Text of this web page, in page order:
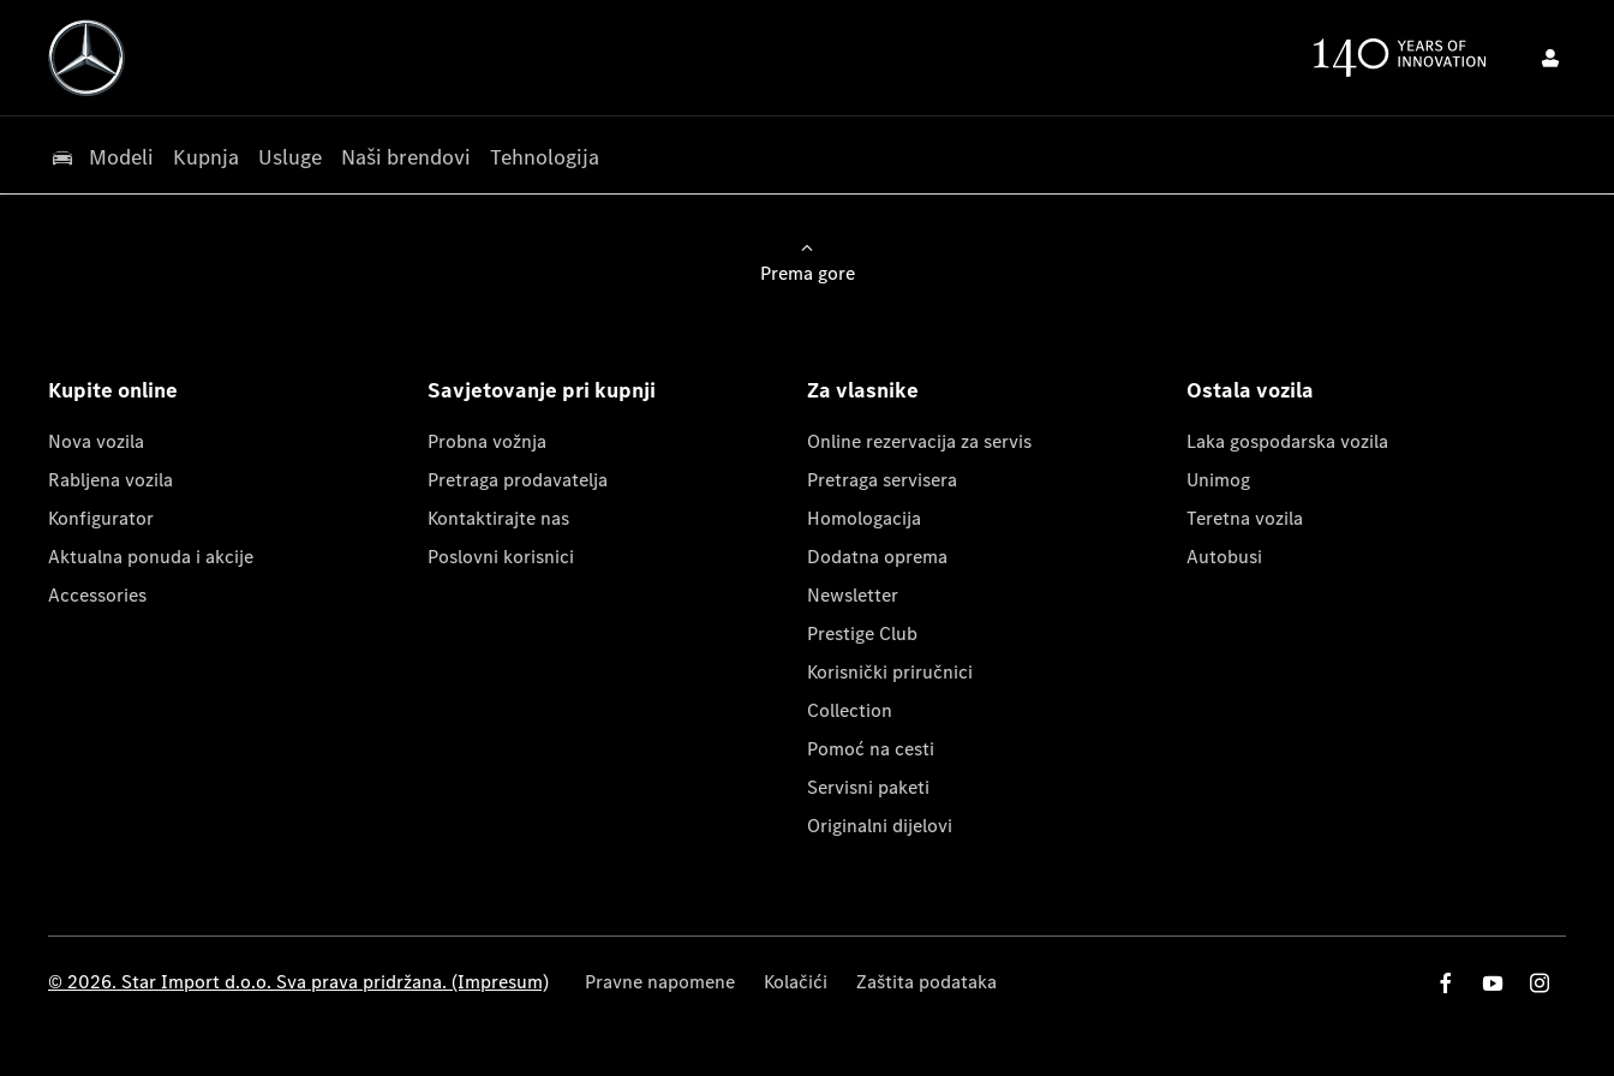
Modeli Kupnja Usluge Naši brendovi Tehnologija
Prema gore
Kupite online
Nova vozila
Rabljena vozila
Konfigurator
Aktualna ponuda i akcije
Accessories
Savjetovanje pri kupnji
Probna vožnja
Pretraga prodavatelja
Kontaktirajte nas
Poslovni korisnici
Za vlasnike
Online rezervacija za servis
Pretraga servisera
Homologacija
Dodatna oprema
Newsletter
Prestige Club
Korisnički priručnici
Collection
Pomoć na cesti
Servisni paketi
Originalni dijelovi
Ostala vozila
Laka gospodarska vozila
Unimog
Teretna vozila
Autobusi
© 2026. Star Import d.o.o. Sva prava pridržana. (Impresum) Pravne napomene Kolačići Zaštita podataka